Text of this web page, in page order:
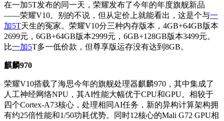
在一加5T发布的同一天，荣耀发布了今年的年度旗舰新品
——荣耀V10。别的不说，但从定价上就能看出，这是个与一
加5T天生的冤家。荣耀V10分三种内存版本，4GB+64GB版本
2699元，6GB+64GB版本2999元，6GB+128GB版本3499元。
比一加5T多一低价款，但尊享版运存没有达到8GB。
麒麟970
荣耀V10搭载了海思今年的旗舰处理器麒麟970，其中集成了
人工神经网络NPU，其AI性能大幅优于CPU和GPU。相较于
四个Cortex-A73核心，处理相同AI任务，新的异构计算架构拥
有约25倍性能和1/50功耗优势。同时12核心的Mali G72 GPU相